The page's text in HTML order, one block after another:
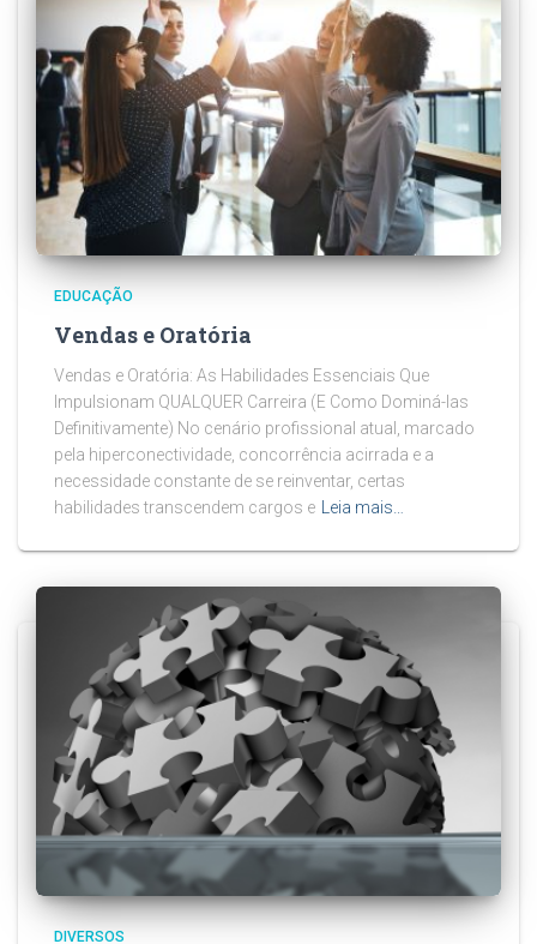
EDUCAÇÃO
Vendas e Oratória
Vendas e Oratória: As Habilidades Essenciais Que
Impulsionam QUALQUER Carreira (E Como Dominá-las
Definitivamente) No cenário profissional atual, marcado
pela hiperconectividade, concorrência acirrada e a
necessidade constante de se reinventar, certas
habilidades transcendem cargos e
Leia mais…
DIVERSOS